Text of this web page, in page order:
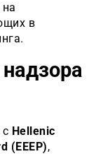
в
Hellenic
(EEEP),